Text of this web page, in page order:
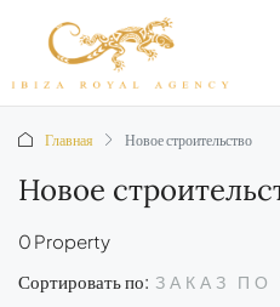
Главная Новое строительство
Новое
0 Property
Сортировать по: ЗАКАЗ